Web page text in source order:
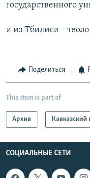
государственного
и из Тбилиси –
Поделиться
This item is part of
Архив Кавказский
СОЦИАЛЬНЫЕ СЕТИ